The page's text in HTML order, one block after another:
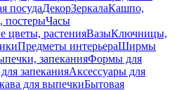
посудаДекорЗеркалаКашпо,
постерыЧасы
цветы, растенияВазыКлючницы,
Предметы интерьераШирмы
запеканияФормы для
запеканияАксессуары для
для выпечкиБытовая